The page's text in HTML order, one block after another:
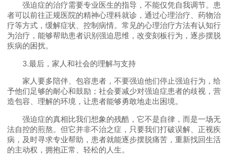
强迫症的治疗需要专业医生的指导，不能仅凭自我调节。患
者可以前往正规医院的精神心理科就诊，通过心理治疗、药物治
疗等方式，缓解症状、控制病情。常见的心理治疗方法有认知行
为治疗，能够帮助患者识别强迫思维，改变刻板行为，逐步摆脱
疾病的困扰。
3.最后，家人和社会的理解与支持
家人要多陪伴、包容患者，不要强迫他们停止强迫行为，给
予他们足够的耐心和鼓励；社会要减少对强迫症患者的歧视，营
造包容、理解的环境，让患者能够勇敢地走出困境。
强迫症的真相比我们想象的残酷，它不是自律，而是一场无
法自控的煎熬。但它并非不治之症，只要我们打破误解、正视疾
病，及时寻求专业帮助，患者就能逐步摆脱痛苦，重新找回生活
的主动权，拥抱正常、轻松的人生。